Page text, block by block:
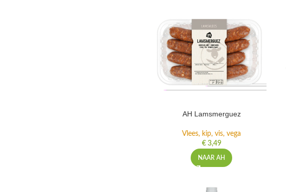
AH Lamsmerguez
Vlees, kip, vis, vega
€3,49
NAAR AH